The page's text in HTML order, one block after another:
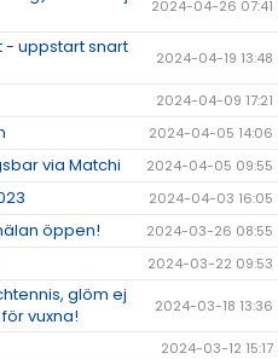
2024-04-26 07:41
- uppstart snart
2024-04-19 13:48
2024-04-09 17:21
2024-04-05 14:06
via Matchi 2024-04-05 09:55
2024-04-03 16:05
öppen! 2024-03-26 08:55
2024-03-22 09:53
glöm ej
vuxna!
2024-03-18 13:36
2024-03-12 15:17